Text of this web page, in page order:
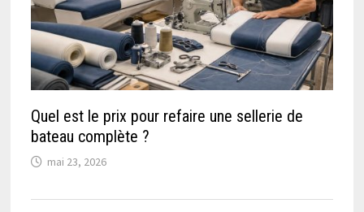
Quel est le prix pour refaire une sellerie de
bateau complète ?
mai 23, 2026